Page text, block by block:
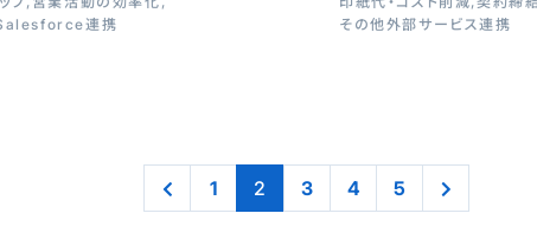
連携
その他外部サービス連携
1 2 3 4 5